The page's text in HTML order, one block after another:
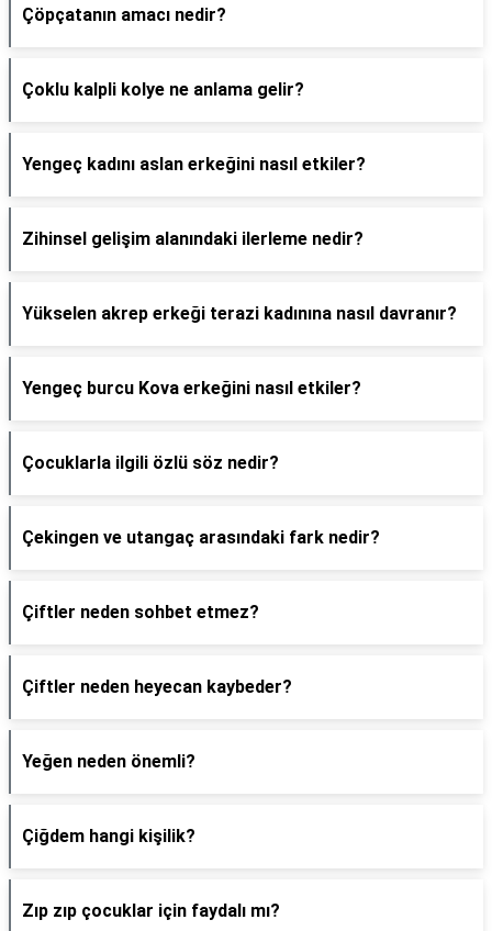
Çöpçatanın amacı nedir?
Çoklu kalpli kolye ne anlama gelir?
Yengeç kadını aslan erkeğini nasıl etkiler?
Zihinsel gelişim alanındaki ilerleme nedir?
Yükselen akrep erkeği terazi kadınına nasıl davranır?
Yengeç burcu Kova erkeğini nasıl etkiler?
Çocuklarla ilgili özlü söz nedir?
Çekingen ve utangaç arasındaki fark nedir?
Çiftler neden sohbet etmez?
Çiftler neden heyecan kaybeder?
Yeğen neden önemli?
Çiğdem hangi kişilik?
Zıp zıp çocuklar için faydalı mı?